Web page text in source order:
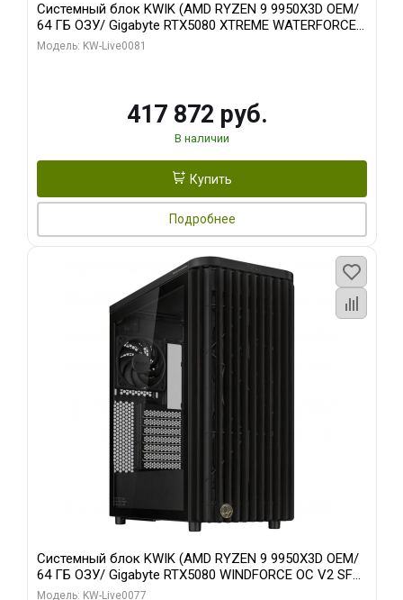
Системный блок KWIK (AMD RYZEN 9 9950X3D OEM/
64 ГБ ОЗУ/ Gigabyte RTX5080 XTREME WATERFORCE
16GB GDDR7 256bit/ 1 ТБ SSD)
Модель: KW-Live0081
417 872 руб.
В наличии
Купить
Подробнее
Системный блок KWIK (AMD RYZEN 9 9950X3D OEM/
64 ГБ ОЗУ/ Gigabyte RTX5080 WINDFORCE OC V2 SFF
16GB GDDR7 256b/ 960 ГБ SSD)
Модель: KW-Live0077